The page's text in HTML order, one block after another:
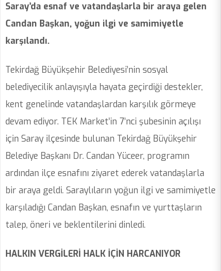
Saray’da esnaf ve vatandaşlarla bir araya gelen
Candan Başkan, yoğun ilgi ve samimiyetle
karşılandı.
Tekirdağ Büyükşehir Belediyesi’nin sosyal
belediyecilik anlayışıyla hayata geçirdiği destekler,
kent genelinde vatandaşlardan karşılık görmeye
devam ediyor. TEK Market’in 7’nci şubesinin açılışı
için Saray ilçesinde bulunan Tekirdağ Büyükşehir
Belediye Başkanı Dr. Candan Yüceer, programın
ardından ilçe esnafını ziyaret ederek vatandaşlarla
bir araya geldi. Saraylıların yoğun ilgi ve samimiyetle
karşıladığı Candan Başkan, esnafın ve yurttaşların
talep, öneri ve beklentilerini dinledi.
HALKIN VERGİLERİ HALK İÇİN HARCANIYOR